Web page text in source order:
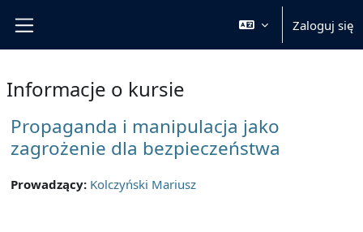
Zaloguj się
Informacje o kursie
Propaganda i manipulacja jako
zagrożenie dla bezpieczeństwa
Prowadzący: Kolczyński Mariusz